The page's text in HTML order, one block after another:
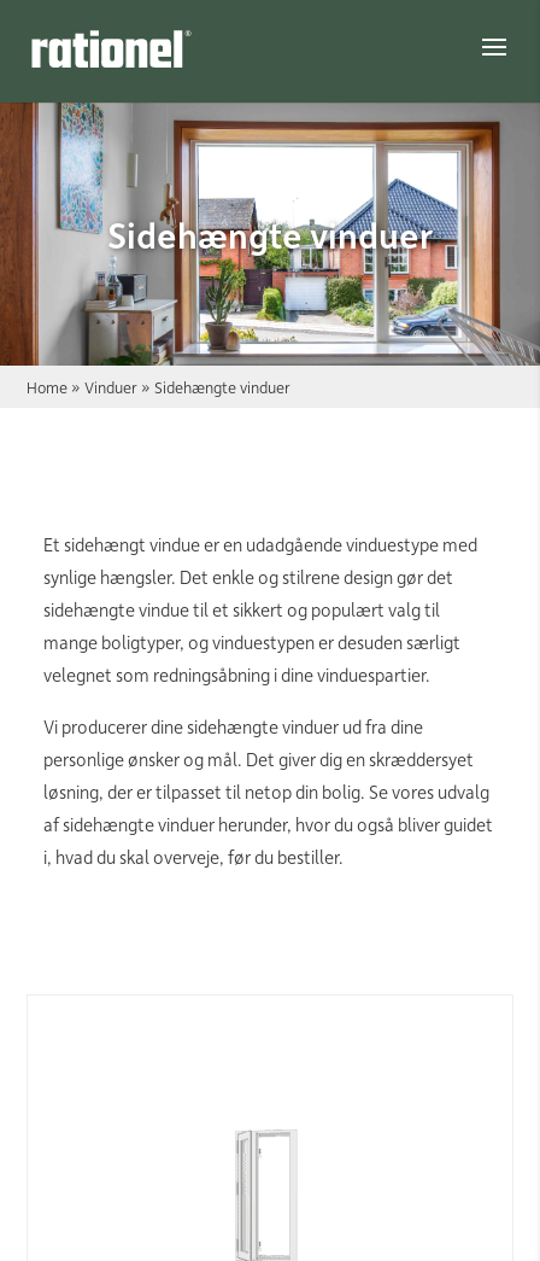
Sidehængte vinduer
Home »Vinduer »Sidehængte vinduer
Et sidehængt vindue er en udadgående vinduestype med
synlige hængsler. Det enkle og stilrene design gør det
sidehængte vindue til et sikkert og populært valg til
mange boligtyper, og vinduestypen er desuden særligt
velegnet som redningsåbning i dine vinduespartier.
Vi producerer dine sidehængte vinduer ud fra dine
personlige ønsker og mål. Det giver dig en skræddersyet
løsning, der er tilpasset til netop din bolig. Se vores udvalg
af sidehængte vinduer herunder, hvor du også bliver guidet
i, hvad du skal overveje, før du bestiller.